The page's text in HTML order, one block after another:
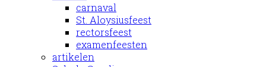
carnaval
St. Aloysiusfeest
rectorsfeest
examenfeesten
artikelen